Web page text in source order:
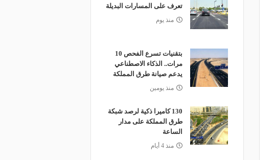
تعرف على المسارات البديلة
منذ يوم
بتقنيات تسرع الفحص 10
مرات.. الذكاء الاصطناعي
يدعم صيانة طرق المملكة
منذ يومين
130 كاميرا ذكية لرصد شبكة
طرق المملكة على مدار
الساعة
منذ 4 أيام